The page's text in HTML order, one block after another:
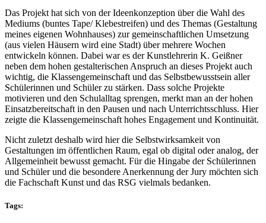
Das Projekt hat sich von der Ideenkonzeption über die Wahl des
Mediums (buntes Tape/ Klebestreifen) und des Themas (Gestaltung
meines eigenen Wohnhauses) zur gemeinschaftlichen Umsetzung
(aus vielen Häusern wird eine Stadt) über mehrere Wochen
entwickeln können. Dabei war es der Kunstlehrerin K. Geißner
neben dem hohen gestalterischen Anspruch an dieses Projekt auch
wichtig, die Klassengemeinschaft und das Selbstbewusstsein aller
Schülerinnen und Schüler zu stärken. Dass solche Projekte
motivieren und den Schulalltag sprengen, merkt man an der hohen
Einsatzbereitschaft in den Pausen und nach Unterrichtsschluss. Hier
zeigte die Klassengemeinschaft hohes Engagement und Kontinuität.
Nicht zuletzt deshalb wird hier die Selbstwirksamkeit von
Gestaltungen im öffentlichen Raum, egal ob digital oder analog, der
Allgemeinheit bewusst gemacht. Für die Hingabe der Schülerinnen
und Schüler und die besondere Anerkennung der Jury möchten sich
die Fachschaft Kunst und das RSG vielmals bedanken.
Tags: